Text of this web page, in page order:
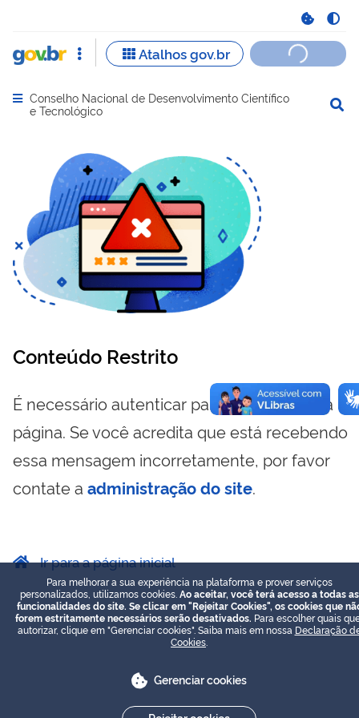
Abrir menu principal de navegação
Conselho Nacional de Desenvolvimento Científico
e Tecnológico
Conteúdo Restrito
É necessário autenticar para visualizar essa
página. Se você acredita que está recebendo
essa mensagem incorretamente, por favor
contate a administração do site.
Ir para a página inicial
Para melhorar a sua experiência na plataforma e prover serviços
personalizados, utilizamos cookies. Ao aceitar, você terá acesso a todas as
funcionalidades do site. Se clicar em "Rejeitar Cookies", os cookies que
forem estritamente necessários serão desativados. Para escolher quais
autorizar, clique em "Gerenciar cookies". Saiba mais em nossa Declaração
Cookies
Gerenciar cookies